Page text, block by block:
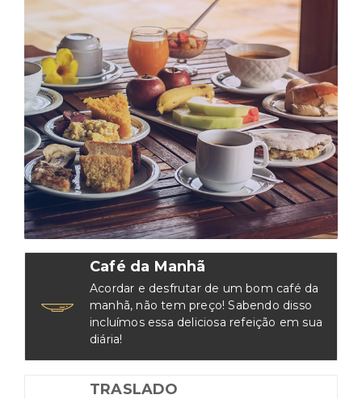
Café da Manhã
Acordar e desfrutar de um bom café da
manhã, não tem preço! Sabendo disso
incluímos essa deliciosa refeição em sua
diária!
TRASLADO